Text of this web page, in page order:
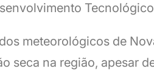
meteorológicos de
seca na região, apesar